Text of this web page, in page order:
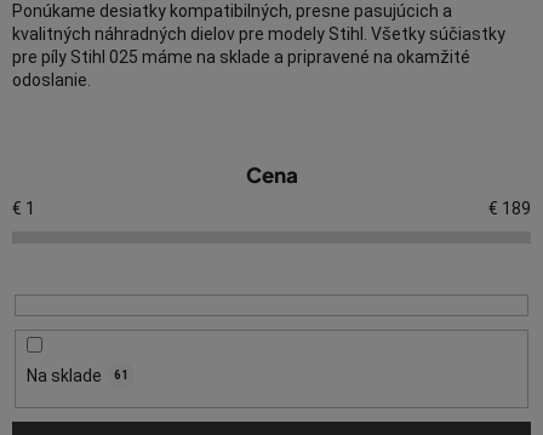
Ponúkame desiatky kompatibilných, presne pasujúcich a
kvalitných náhradných dielov pre modely Stihl. Všetky súčiastky
pre píly Stihl 025 máme na sklade a pripravené na okamžité
odoslanie.
Cena
€ 1 € 189
Na sklade 61
p
p
r
o
d